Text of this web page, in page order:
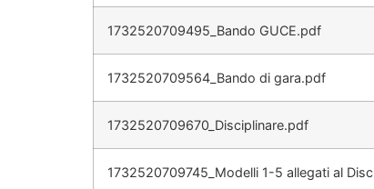
1732520709495_Bando GUCE.pdf
1732520709564_Bando di gara.pdf
1732520709670_Disciplinare.pdf
1732520709745_Modelli 1-5 allegati al